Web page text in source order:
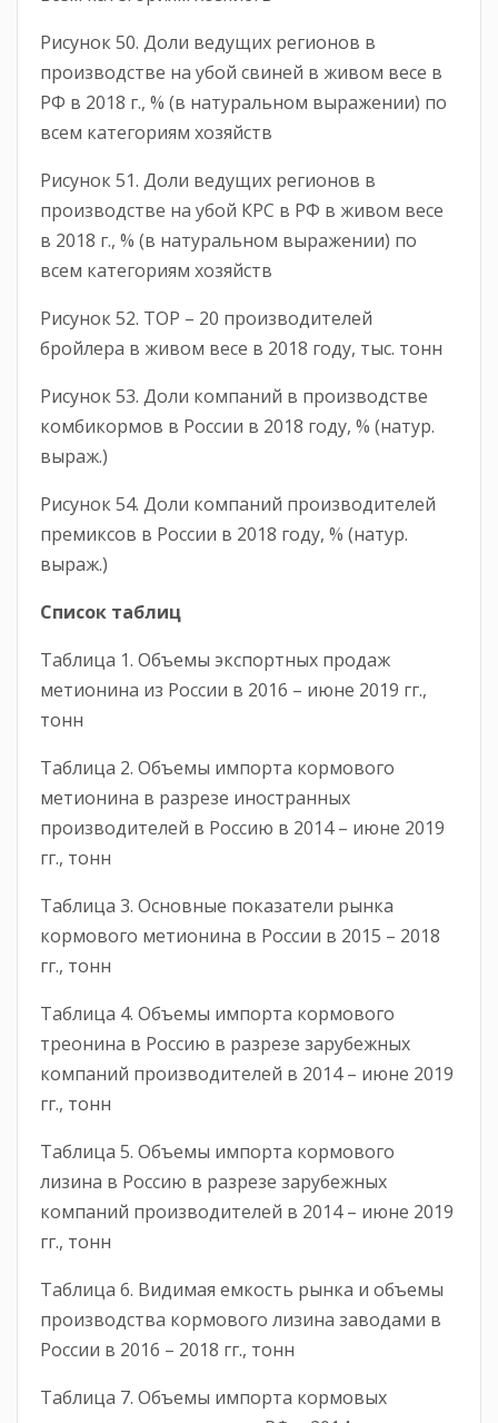
Рисунок 50. Доли ведущих регионов в
производстве на убой свиней в живом весе в
РФ в 2018 г., % (в натуральном выражении) по
всем категориям хозяйств
Рисунок 51. Доли ведущих регионов в
производстве на убой КРС в РФ в живом весе
в 2018 г., % (в натуральном выражении) по
всем категориям хозяйств
Рисунок 52. ТОР – 20 производителей
бройлера в живом весе в 2018 году, тыс. тонн
Рисунок 53. Доли компаний в производстве
комбикормов в России в 2018 году, % (натур.
выраж.)
Рисунок 54. Доли компаний производителей
премиксов в России в 2018 году, % (натур.
выраж.)
Список таблиц
Таблица 1. Объемы экспортных продаж
метионина из России в 2016 – июне 2019 гг.,
тонн
Таблица 2. Объемы импорта кормового
метионина в разрезе иностранных
производителей в Россию в 2014 – июне 2019
гг., тонн
Таблица 3. Основные показатели рынка
кормового метионина в России в 2015 – 2018
гг., тонн
Таблица 4. Объемы импорта кормового
треонина в Россию в разрезе зарубежных
компаний производителей в 2014 – июне 2019
гг., тонн
Таблица 5. Объемы импорта кормового
лизина в Россию в разрезе зарубежных
компаний производителей в 2014 – июне 2019
гг., тонн
Таблица 6. Видимая емкость рынка и объемы
производства кормового лизина заводами в
России в 2016 – 2018 гг., тонн
Таблица 7. Объемы импорта кормовых